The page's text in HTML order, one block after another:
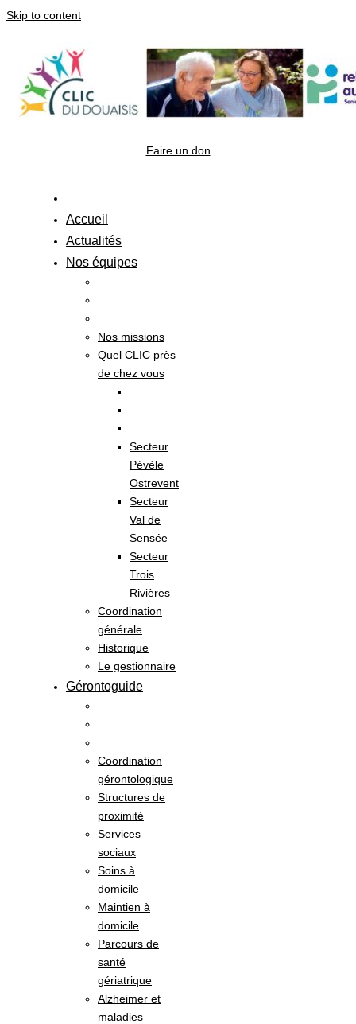
Skip to content
Faire un don
Accueil
Actualités
Nos équipes
Nos missions
Quel CLIC près
de chez vous
Secteur
Pévèle
Ostrevent
Secteur
Val de
Sensée
Secteur
Trois
Rivières
Coordination
générale
Historique
Le gestionnaire
Gérontoguide
Coordination
gérontologique
Structures de
proximité
Services
sociaux
Soins à
domicile
Maintien à
domicile
Parcours de
santé
gériatrique
Alzheimer et
maladies